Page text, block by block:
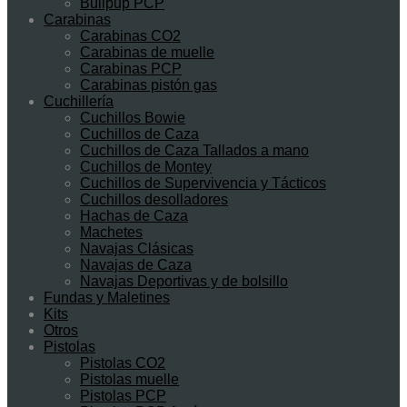
Bullpup PCP
Carabinas
Carabinas CO2
Carabinas de muelle
Carabinas PCP
Carabinas pistón gas
Cuchillería
Cuchillos Bowie
Cuchillos de Caza
Cuchillos de Caza Tallados a mano
Cuchillos de Montey
Cuchillos de Supervivencia y Tácticos
Cuchillos desolladores
Hachas de Caza
Machetes
Navajas Clásicas
Navajas de Caza
Navajas Deportivas y de bolsillo
Fundas y Maletines
Kits
Otros
Pistolas
Pistolas CO2
Pistolas muelle
Pistolas PCP